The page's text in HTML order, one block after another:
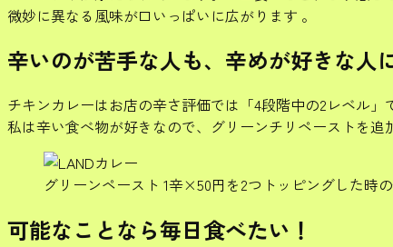
微妙に異なる風味が口いっぱいに広がります 。
辛いのが苦手な人も、辛めが好きな人
チキンカレーはお店の辛さ評価では「4段階中の2レベル
私は辛い食べ物が好きなので、グリーンチリペーストを
グリーンペースト 1辛×50円を2つトッピングした時
可能なことなら毎日食べたい！